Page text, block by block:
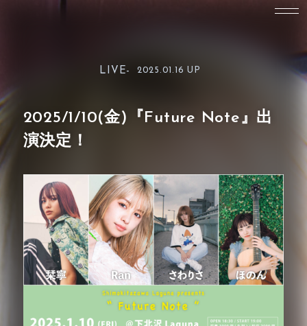
LIVE- 2025.01.16 UP
2025/1/10(金)『Future Note』出
演決定！